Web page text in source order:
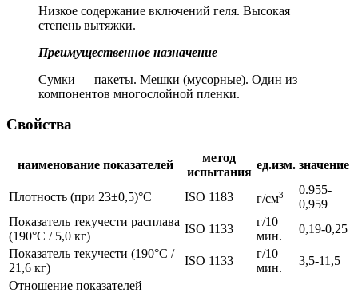
Низкое содержание включений геля. Высокая
степень вытяжки.
Преимущественное назначение
Сумки — пакеты. Мешки (мусорные). Один из
компонентов многослойной пленки.
Свойства
наименование показателей
метод
испытания
ед.изм. значение
Плотность (при 23±0,5)°C ISO 1183 г/см3
0.955-
0,959
Показатель текучести расплава
(190°C / 5,0 кг)
ISO 1133
г/10
мин.
0,19-0,25
Показатель текучести (190°C /
21,6 кг)
ISO 1133
г/10
мин.
3,5-11,5
Отношение показателей